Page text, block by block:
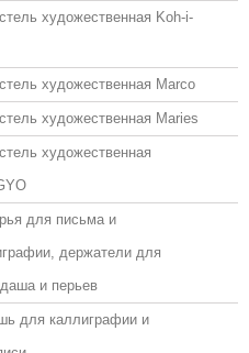
художественная Koh-i-
художественная Marco
художественная Maries
художественная
для письма и
держатели для
и перьев
для каллиграфии и